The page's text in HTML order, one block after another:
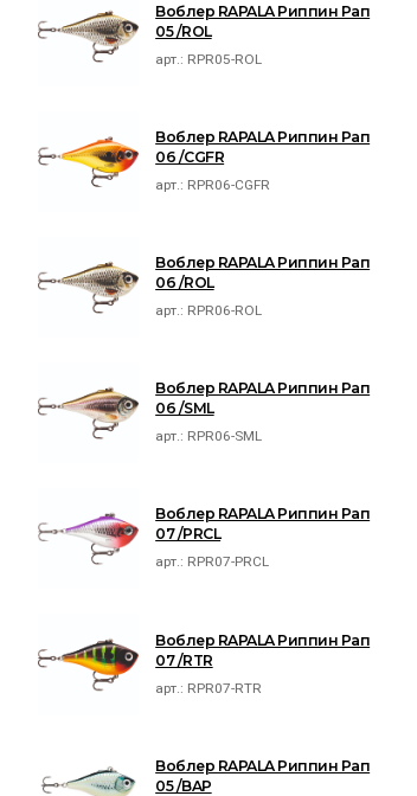
Воблер RAPALA Риппин Рап
05 /ROL
арт.: RPR05-ROL
Воблер RAPALA Риппин Рап
06 /CGFR
арт.: RPR06-CGFR
Воблер RAPALA Риппин Рап
06 /ROL
арт.: RPR06-ROL
Воблер RAPALA Риппин Рап
06 /SML
арт.: RPR06-SML
Воблер RAPALA Риппин Рап
07 /PRCL
арт.: RPR07-PRCL
Воблер RAPALA Риппин Рап
07 /RTR
арт.: RPR07-RTR
Воблер RAPALA Риппин Рап
05 /BAP